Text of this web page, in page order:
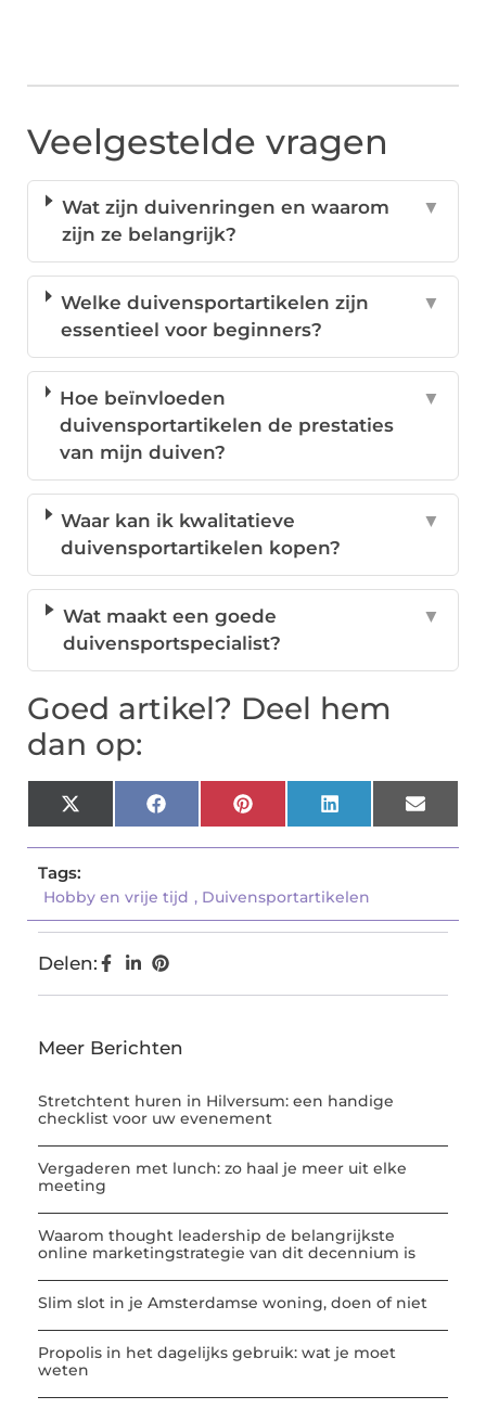
Veelgestelde vragen
Wat zijn duivenringen en waarom
zijn ze belangrijk?
▼
Welke duivensportartikelen zijn
essentieel voor beginners?
▼
Hoe beïnvloeden
duivensportartikelen de prestaties
van mijn duiven?
▼
Waar kan ik kwalitatieve
duivensportartikelen kopen?
▼
Wat maakt een goede
duivensportspecialist?
▼
Goed artikel? Deel hem
dan op:
X
(Twitter)
FacebookPinterestLinkedInEmail
Tags:
Hobby en vrije tijd , Duivensportartikelen
Delen:
Meer Berichten
Stretchtent huren in Hilversum: een handige
checklist voor uw evenement
Vergaderen met lunch: zo haal je meer uit elke
meeting
Waarom thought leadership de belangrijkste
online marketingstrategie van dit decennium is
Slim slot in je Amsterdamse woning, doen of niet
Propolis in het dagelijks gebruik: wat je moet
weten